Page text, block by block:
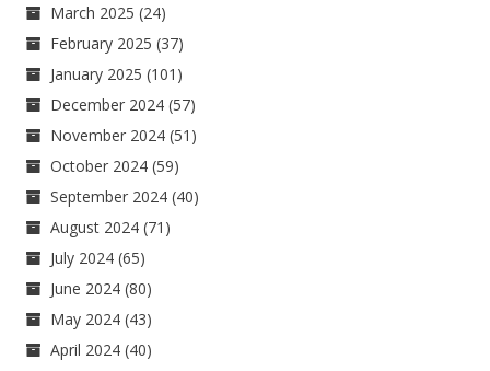
March 2025 (24)
February 2025 (37)
January 2025 (101)
December 2024 (57)
November 2024 (51)
October 2024 (59)
September 2024 (40)
August 2024 (71)
July 2024 (65)
June 2024 (80)
May 2024 (43)
April 2024 (40)